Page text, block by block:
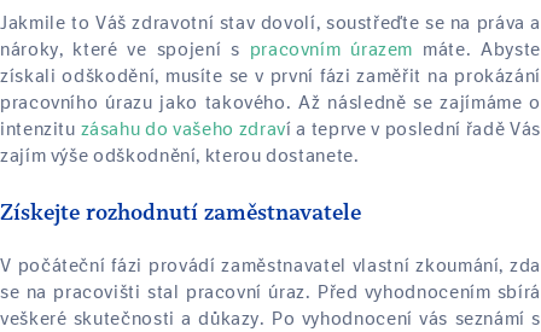
Jakmile to Váš zdravotní stav dovolí, soustřeďte se na práva a
nároky, které ve spojení s pracovním úrazem máte. Abyste
získali odškodění, musíte se v první fázi zaměřit na prokázání
pracovního úrazu jako takového. Až následně se zajímáme o
intenzitu zásahu do vašeho zdraví a teprve v poslední řadě Vás
zajím výše odškodnění, kterou dostanete.
Získejte rozhodnutí zaměstnavatele
V počáteční fázi provádí zaměstnavatel vlastní zkoumání, zda
se na pracovišti stal pracovní úraz. Před vyhodnocením sbírá
veškeré skutečnosti a důkazy. Po vyhodnocení vás seznámí s